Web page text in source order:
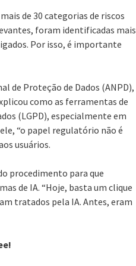
de 30 categorias de riscos
foram identificadas mais
Por isso, é importante
de Proteção de Dados (ANPD),
como as ferramentas de
(LGPD), especialmente em
“o papel regulatório não é
usuários.
procedimento para que
de IA. “Hoje, basta um clique
tratados pela IA. Antes, eram